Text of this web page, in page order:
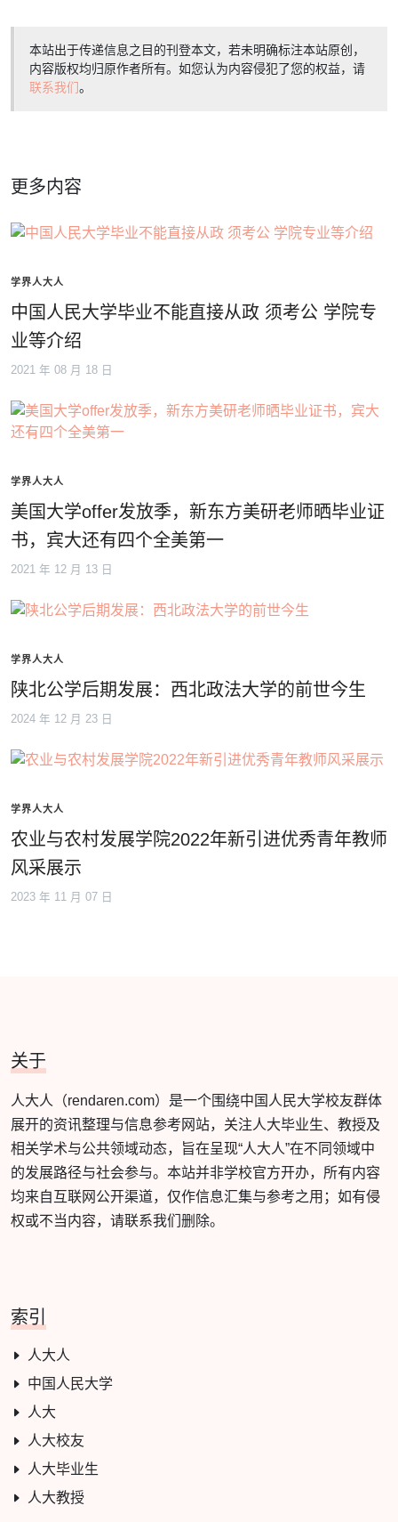
本站出于传递信息之目的刊登本文，若未明确标注本站原创，
内容版权均归原作者所有。如您认为内容侵犯了您的权益，请
联系我们。
更多内容
学界人大人
中国人民大学毕业不能直接从政 须考公 学院专
业等介绍
2021 年 08 月 18 日
学界人大人
美国大学offer发放季，新东方美研老师晒毕业证
书，宾大还有四个全美第一
2021 年 12 月 13 日
学界人大人
陕北公学后期发展：西北政法大学的前世今生
2024 年 12 月 23 日
学界人大人
农业与农村发展学院2022年新引进优秀青年教师
风采展示
2023 年 11 月 07 日
关于
人大人（rendaren.com）是一个围绕中国人民大学校友群体
展开的资讯整理与信息参考网站，关注人大毕业生、教授及
相关学术与公共领域动态，旨在呈现“人大人”在不同领域中
的发展路径与社会参与。本站并非学校官方开办，所有内容
均来自互联网公开渠道，仅作信息汇集与参考之用；如有侵
权或不当内容，请联系我们删除。
索引
人大人
中国人民大学
人大
人大校友
人大毕业生
人大教授